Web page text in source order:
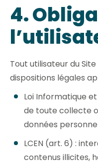
4.
Tout utilisateur du
dispositions légales
Loi Informatique
de toute collecte
données
LCEN (art. 6) :
contenus illicites,